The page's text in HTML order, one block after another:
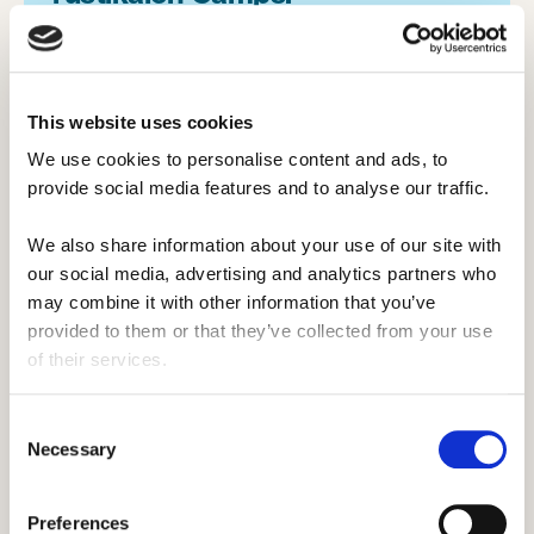
This website uses cookies
We use cookies to personalise content and ads, to
provide social media features and to analyse our traffic.
We also share information about your use of our site with
our social media, advertising and analytics partners who
may combine it with other information that you’ve
provided to them or that they’ve collected from your use
of their services.
Selection
Necessary
Preferences
Camps drehen sich alles um Outdoor-
Aktivitäten und es gibt viele Möglichkeiten,
Diese Camps machen das Beste aus dem
Freien, egal ob duKlettern,Kajakfahren
oderWandernmagst, es gibt viele
Möglichkeiten, das zu unterrichten, was du
im Camp liebst.